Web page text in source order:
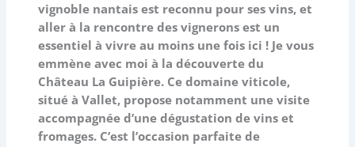
vignoble nantais est reconnu pour ses vins, et
aller à la rencontre des vignerons est un
essentiel à vivre au moins une fois ici ! Je vous
emmène avec moi à la découverte du
Château La Guipière. Ce domaine viticole,
situé à Vallet, propose notamment une visite
accompagnée d’une dégustation de vins et
fromages. C’est l’occasion parfaite de